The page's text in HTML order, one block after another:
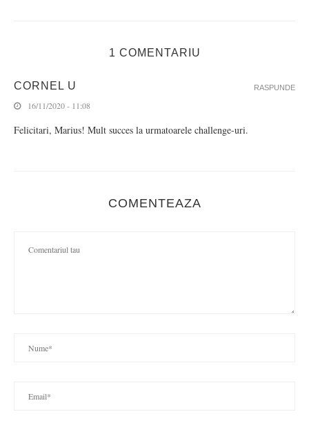
1 COMENTARIU
CORNEL U
16/11/2020 - 11:08
Felicitari, Marius! Mult succes la urmatoarele challenge-uri.
RASPUNDE
COMENTEAZA